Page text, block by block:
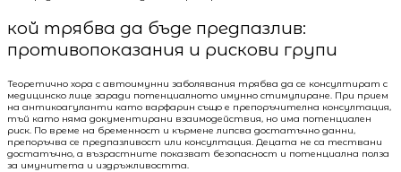
кой трябва да бъде предпазлив:
противопоказания и рискови групи
Теоретично хора с автоимунни заболявания трябва да се консултират с
медицинско лице заради потенциалното имунно стимулиране. При прием
на антикоагуланти като варфарин също е препоръчителна консултация,
тъй като няма документирани взаимодействия, но има потенциален
риск. По време на бременност и кърмене липсва достатъчно данни,
препоръчва се предпазливост или консултация. Децата не са тествани
достатъчно, а възрастните показват безопасност и потенциална полза
за имунитета и издръжливостта.